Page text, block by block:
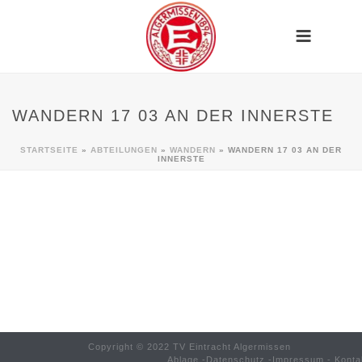
WANDERN 17 03 AN DER INNERSTE
STARTSEITE » ABTEILUNGEN » WANDERN » WANDERN 17 03 AN DER
INNERSTE
Copyright © 2022 TV Eintracht Algermissen
Ablage - Datenschutz - Impressum -